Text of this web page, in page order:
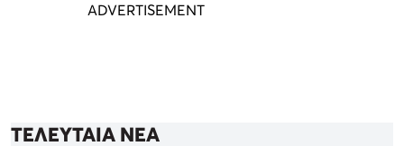
ΤΕΛΕΥΤΑΙΑ ΝΕΑ